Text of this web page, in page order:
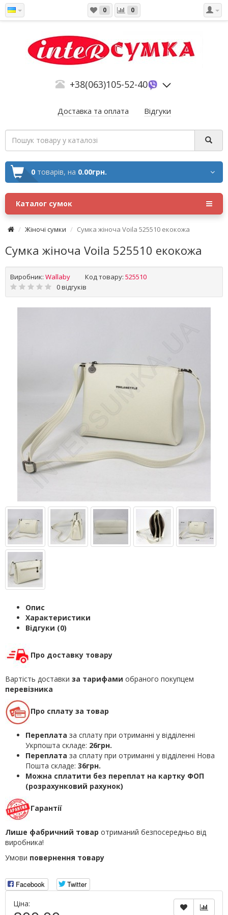
0 0
+38(063)105-52-40
Доставка та оплата Відгуки
0 товарів, на 0.00грн.
Каталог сумок
Жіночі сумки Сумка жіноча Voila 525510 екокожа
Сумка жіноча Voila 525510 екокожа
Виробник: Wallaby Код товару: 525510
0 відгуків
Опис
Характеристики
Відгуки (0)
Про доставку товару
Вартість доставки за тарифами обраного покупцем
перевізника
Про сплату за товар
Переплата за сплату при отриманні у відділенні
Укрпошта складе: 26грн.
Переплата за сплату при отриманні у відділенні Нова
Пошта складе: 36грн.
Можна сплатити без переплат на картку ФОП
(розрахунковий рахунок)
Гарантії
Лише фабричний товар отриманий безпосередньо від
виробника!
Умови повернення товару
Facebook
Twitter
Ціна: